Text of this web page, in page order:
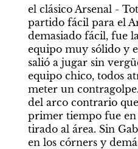
el clásico Arsenal -
partido fácil para el
demasiado fácil, fue
equipo muy sólido y
salió a jugar sin
equipo chico, todos
meter un
del arco contrario
primer tiempo fue en
tirado al área. Sin
en los córners y